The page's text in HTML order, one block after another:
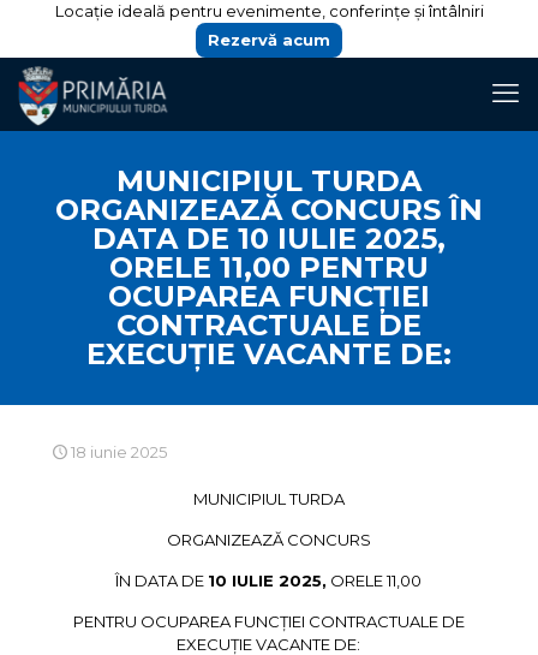
Locație ideală pentru evenimente, conferințe și întâlniri
Rezervă acum
MUNICIPIUL TURDA
ORGANIZEAZĂ CONCURS ÎN
DATA DE 10 IULIE 2025,
ORELE 11,00 PENTRU
OCUPAREA FUNCȚIEI
CONTRACTUALE DE
EXECUȚIE VACANTE DE:
18 iunie 2025
MUNICIPIUL TURDA
ORGANIZEAZĂ CONCURS
ÎN DATA DE 10 IULIE 2025, ORELE 11,00
PENTRU OCUPAREA FUNCȚIEI CONTRACTUALE DE
EXECUȚIE VACANTE DE: